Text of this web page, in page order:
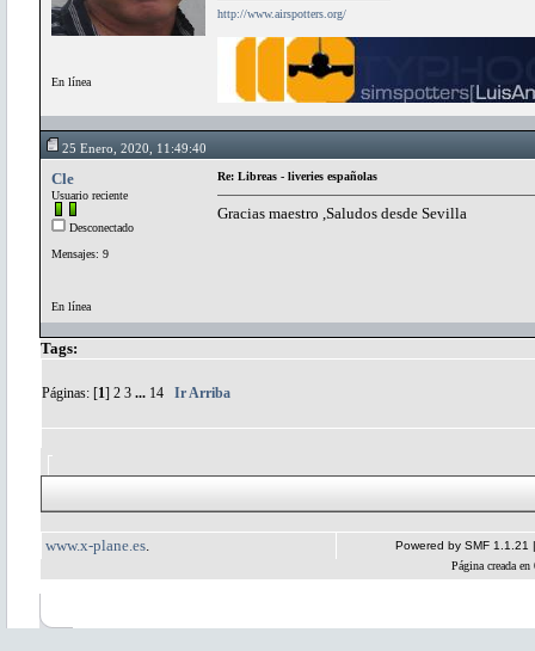
En línea
http://www.airspotters.org/
25 Enero, 2020, 11:49:40
Cle
Usuario reciente
Desconectado
Mensajes: 9
En línea
Re: Libreas - liveries españolas
Gracias maestro ,Saludos desde Sevilla
Tags:
Páginas: [1] 2 3 ... 14 Ir Arriba
www.x-plane.es Powered by SMF 1.1.21
Página creada